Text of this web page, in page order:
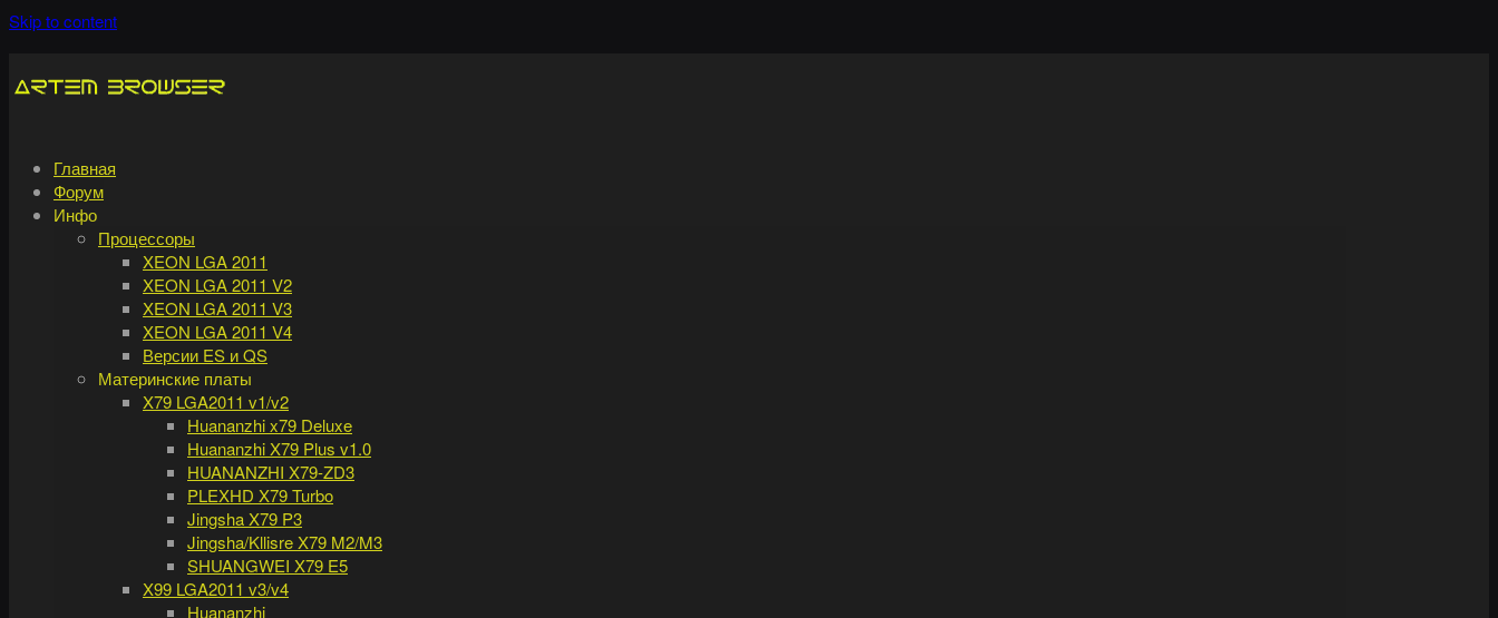
Skip to content
Главная
Форум
Инфо
Процессоры
XEON LGA 2011
XEON LGA 2011 V2
XEON LGA 2011 V3
XEON LGA 2011 V4
Версии ES и QS
Материнские платы
X79 LGA2011 v1/v2
Huananzhi x79 Deluxe
Huananzhi X79 Plus v1.0
HUANANZHI X79-ZD3
PLEXHD X79 Turbo
Jingsha X79 P3
Jingsha/Kllisre X79 M2/M3
SHUANGWEI X79 E5
X99 LGA2011 v3/v4
Huananzhi